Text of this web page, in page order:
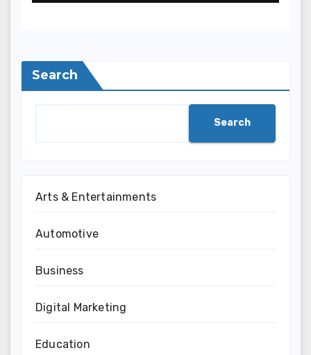
Search
Search
Arts & Entertainments
Automotive
Business
Digital Marketing
Education